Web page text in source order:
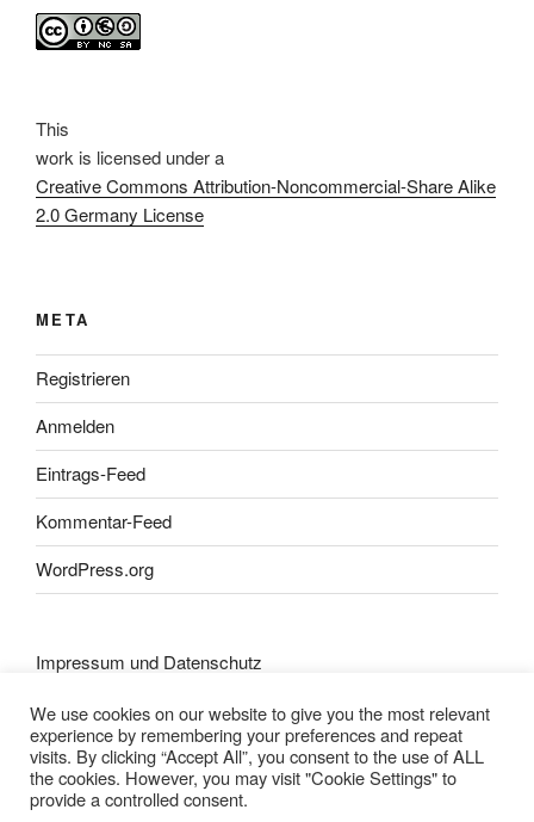
This
work is licensed under a
Creative Commons Attribution-Noncommercial-Share Alike
2.0 Germany License
META
Registrieren
Anmelden
Eintrags-Feed
Kommentar-Feed
WordPress.org
Impressum und Datenschutz
We use cookies on our website to give you the most relevant
experience by remembering your preferences and repeat
visits. By clicking “Accept All”, you consent to the use of ALL
the cookies. However, you may visit "Cookie Settings" to
provide a controlled consent.